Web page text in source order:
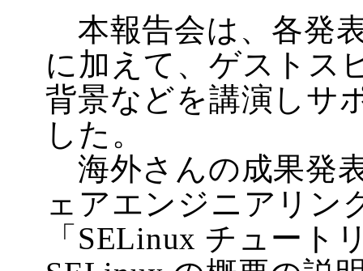
本報告会は、各発
に加えて、ゲストス
背景などを講演しサ
した。
海外さんの成果発
ェアエンジニアリン
「SELinux チュート